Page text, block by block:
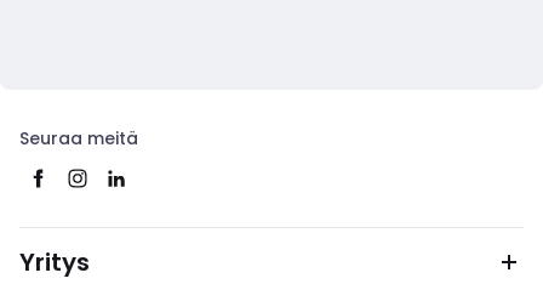
Seuraa meitä
Yritys